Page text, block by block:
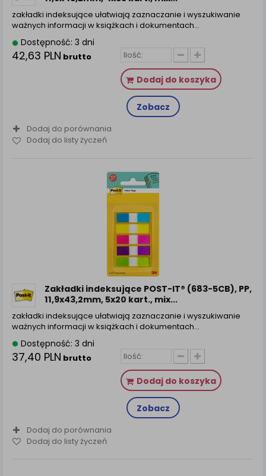
zakładki indeksujące ułatwiają zaznaczanie i wyszukiwanie
ważnych informacji w książkach i dokumentach...
Dostępność: 3 dni
42,63 PLN brutto
Dodaj do koszyka
Zobacz
Dodaj do porównania
Dodaj do listy życzeń
Zakładki indeksujące POST-IT® (683-5CB), PP,
11,9x43,2mm, 5x20 kart., mix...
zakładki indeksujące ułatwiają zaznaczanie i wyszukiwanie
ważnych informacji w książkach i dokumentach...
Dostępność: 3 dni
37,40 PLN brutto
Dodaj do koszyka
Zobacz
Dodaj do porównania
Dodaj do listy życzeń